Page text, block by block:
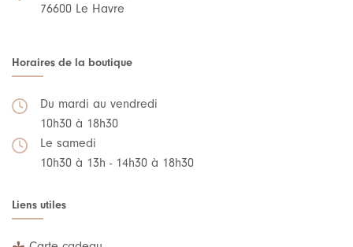
76600 Le Havre
Horaires de la boutique
Du mardi au vendredi
10h30 à 18h30
Le samedi
10h30 à 13h - 14h30 à 18h30
Liens utiles